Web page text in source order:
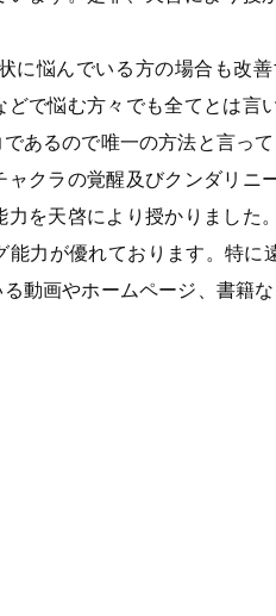
悩んでいる方の場合も改
で悩む方々でも全てとは
あるので唯一の方法と言って
クラの覚醒及びクンダリ
を天啓により授かりまし
力が優れております。特
画やホームページ、書籍